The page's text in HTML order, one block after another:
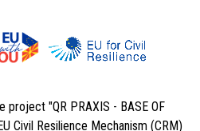
"QR PRAXIS - BASE OF
Civil Resilience Mechanism (CRM)